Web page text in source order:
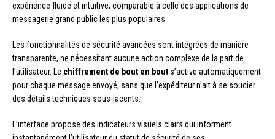
expérience fluide et intuitive, comparable à celle des applications de
messagerie grand public les plus populaires.
Les fonctionnalités de sécurité avancées sont intégrées de manière
transparente, ne nécessitant aucune action complexe de la part de
l’utilisateur. Le chiffrement de bout en bout s’active automatiquement
pour chaque message envoyé, sans que l’expéditeur n’ait à se soucier
des détails techniques sous-jacents.
L’interface propose des indicateurs visuels clairs qui informent